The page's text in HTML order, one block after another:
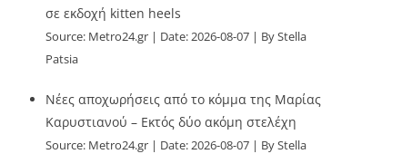
σε εκδοχή kitten heels
Source: Metro24.gr Date: 2026-08-07
By Stella
Patsia
Νέες αποχωρήσεις από το κόμμα της Μαρίας
Καρυστιανού – Εκτός δύο ακόμη στελέχη
Source: Metro24.gr Date: 2026-08-07
By Stella